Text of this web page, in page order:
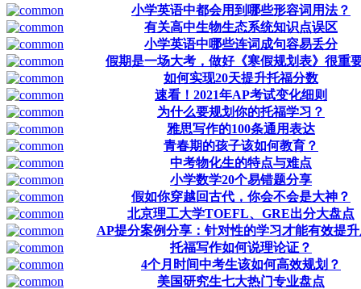
小学英语中都会用到哪些形容词用法？
有关高中生物生态系统知识点误区
小学英语中哪些连词成句容易丢分
假期是一场大考，做好《寒假规划表》很重
如何实现20天提升托福分数
速看！2021年AP考试变化细则
为什么要规划你的托福学习？
雅思写作的100条通用表达
青春期的孩子该如何教育？
中考物化生的特点与难点
小学数学20个易错题分享
假如你穿越回古代，你会不会是大神？
北京理工大学TOEFL、GRE出分大盘点
AP提分案例分享：针对性的学习才能有效提
托福写作如何说理论证？
4个月时间中考生该如何高效规划？
美国研究生七大热门专业盘点